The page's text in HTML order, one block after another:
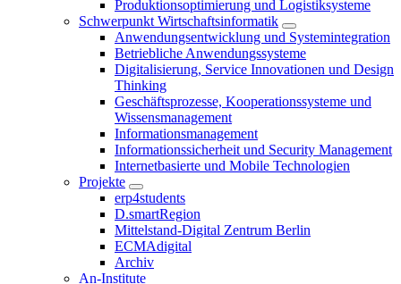
Produktionsoptimierung und Logistiksysteme
Schwerpunkt Wirtschaftsinformatik
Anwendungsentwicklung und Systemintegration
Betriebliche Anwendungssysteme
Digitalisierung, Service Innovationen und Design
Thinking
Geschäftsprozesse, Kooperationssysteme und
Wissensmanagement
Informationsmanagement
Informationssicherheit und Security Management
Internetbasierte und Mobile Technologien
Projekte
erp4students
D.smartRegion
Mittelstand-Digital Zentrum Berlin
ECMAdigital
Archiv
An-Institute